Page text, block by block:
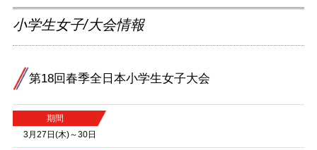
小学生女子/大会情報
第18回春季全日本小学生女子大会
期間
3月27日(木)～30日